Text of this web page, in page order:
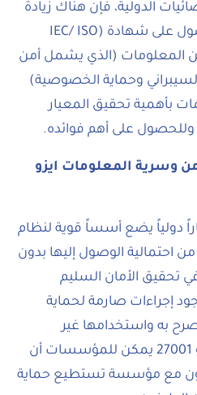
الدولية، فإن هناك زيادة
بنسبة 20٪ سنويًا في الحصول على شهادة (IEC/ ISO
إدارة أمن المعلومات (الذي يشمل أمن
وحماية الخصوصية)
بأهمية تحقيق المعيار
وللحصول على أهم فوائده.
وسرية المعلومات ايزو
أيزو 27001 معياراً دولياً يضع أسساً قوية لنظام
احتمالية الوصول إليها بدون
تحقيق الأمان السليم
إجراءات صارمة لحماية
به واستخدامها غير
القانوني. فمع شهادة الأيزو 27001 يمكن للمؤسسات أن
مع مؤسسة تستطيع حماية